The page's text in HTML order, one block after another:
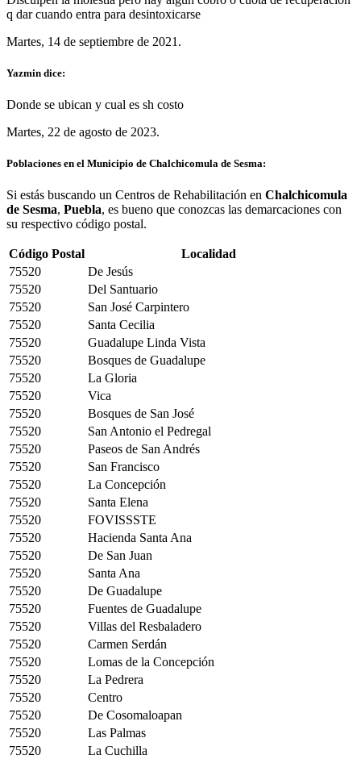
q dar cuando entra para desintoxicarse
Martes, 14 de septiembre de 2021.
Yazmin dice:
Donde se ubican y cual es sh costo
Martes, 22 de agosto de 2023.
Poblaciones en el Municipio de Chalchicomula de Sesma:
Si estás buscando un Centros de Rehabilitación en Chalchicomula
de Sesma, Puebla, es bueno que conozcas las demarcaciones con
su respectivo código postal.
Código Postal
Localidad
75520
De Jesús
75520
Del Santuario
75520
San José Carpintero
75520
Santa Cecilia
75520
Guadalupe Linda Vista
75520
Bosques de Guadalupe
75520
La Gloria
75520
Vica
75520
Bosques de San José
75520
San Antonio el Pedregal
75520
Paseos de San Andrés
75520
San Francisco
75520
La Concepción
75520
Santa Elena
75520
FOVISSSTE
75520
Hacienda Santa Ana
75520
De San Juan
75520
Santa Ana
75520
De Guadalupe
75520
Fuentes de Guadalupe
75520
Villas del Resbaladero
75520
Carmen Serdán
75520
Lomas de la Concepción
75520
La Pedrera
75520
Centro
75520
De Cosomaloapan
75520
Las Palmas
75520
La Cuchilla